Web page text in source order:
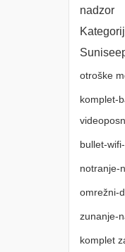
nadzor
otroške
komplet-
bullet-
notranje-
omrežni-
zunanje-
komplet